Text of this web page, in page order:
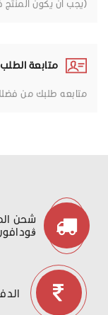
(يجب ان يكون المنتج
متابعة الطلب
متابعه طلبك من فضلك اتصل
شحن